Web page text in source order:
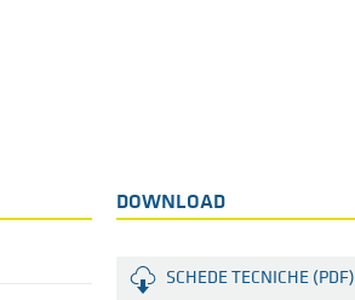
DOWNLOAD
SCHEDE TECNICHE (PDF)